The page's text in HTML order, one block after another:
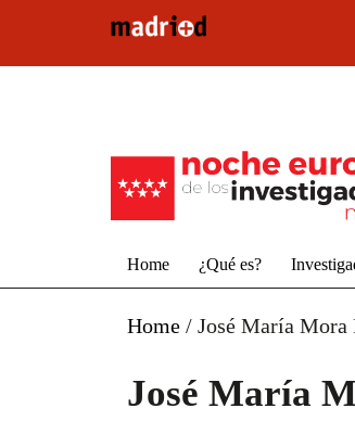
Home ¿Qué es?
Home / José María Mora
José María